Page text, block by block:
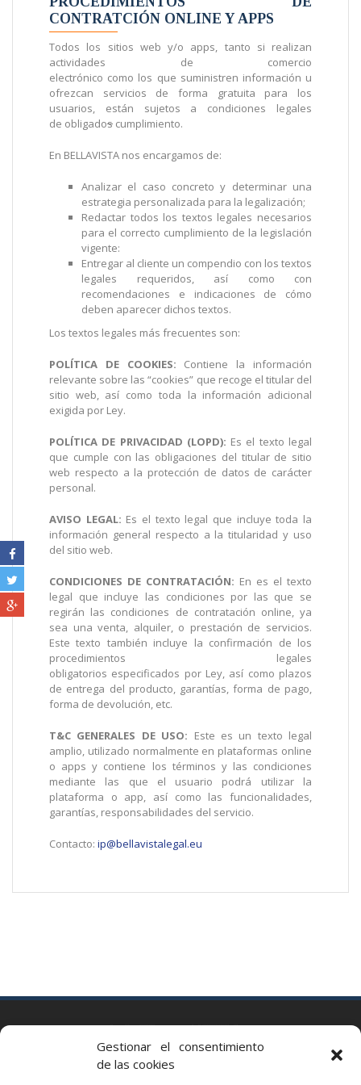
Gestionar el consentimiento
de las cookies
CONTRATCIÓN ONLINE Y APPS
Todos los sitios web y/o apps, tanto si realizan
actividades de comercio
electrónico como los que suministren información u
ofrezcan servicios de forma gratuita para los
usuarios, están sujetos a condiciones legales
de obligados cumplimiento.
En BELLAVISTA nos encargamos de:
Analizar el caso concreto y determinar una
estrategia personalizada para la legalización;
Redactar todos los textos legales necesarios
para el correcto cumplimiento de la legislación
vigente:
Entregar al cliente un compendio con los textos
legales requeridos, así como con
recomendaciones e indicaciones de cómo
deben aparecer dichos textos.
Los textos legales más frecuentes son:
POLÍTICA DE COOKIES: Contiene la información
relevante sobre las “cookies” que recoge el titular del
sitio web, así como toda la información adicional
exigida por Ley.
POLÍTICA DE PRIVACIDAD (LOPD): Es el texto legal
que cumple con las obligaciones del titular de sitio
web respecto a la protección de datos de carácter
personal.
AVISO LEGAL: Es el texto legal que incluye toda la
información general respecto a la titularidad y uso
del sitio web.
CONDICIONES DE CONTRATACIÓN: En es el texto
legal que incluye las condiciones por las que se
regirán las condiciones de contratación online, ya
sea una venta, alquiler, o prestación de servicios.
Este texto también incluye la confirmación de los
procedimientos legales
obligatorios especificados por Ley, así como plazos
de entrega del producto, garantías, forma de pago,
forma de devolución, etc.
T&C GENERALES DE USO: Este es un texto legal
amplio, utilizado normalmente en plataformas online
o apps y contiene los términos y las condiciones
mediante las que el usuario podrá utilizar la
plataforma o app, así como las funcionalidades,
garantías, responsabilidades del servicio.
Contacto: ip@bellavistalegal.eu
Via Augusta 2 bis, 3º, 08006 Barcelona